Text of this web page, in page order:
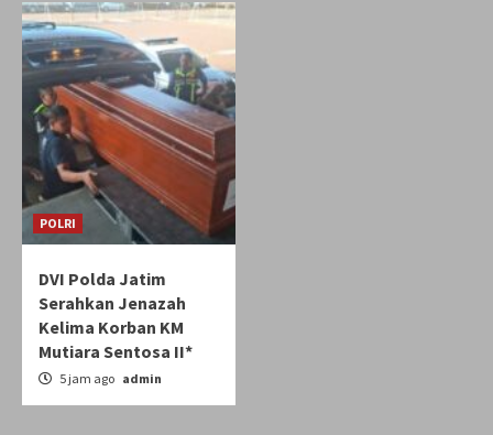
POLRI
DVI Polda Jatim
Serahkan Jenazah
Kelima Korban KM
Mutiara Sentosa II*
5 jam ago admin